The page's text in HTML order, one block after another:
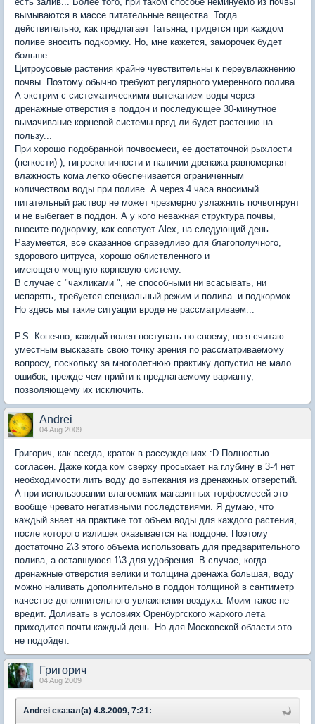
вымываются в массе питательные вещества. Тогда
действительно, как предлагает Татьяна, придется при каждом
поливе вносить подкормку. Но, мне кажется, заморочек будет
больше...
Цитроусовые растения крайне чувствительны к переувлажнению
почвы. Поэтому обычно требуют регулярного умеренного полива.
А экстрим с систематическимм вытеканием воды через
дренажные отверстия в поддон и последующее 30-минутное
вымачивание корневой системы вряд ли будет растению на
пользу...
При хорошо подобранной почвосмеси, ее достаточной рыхлости
(пегкости) ), гигроскопичности и наличии дренажа равномерная
влажность кома легко обеспечивается ограниченным
количеством воды при поливе. А через 4 часа вносимый
питательный раствор не может чрезмерно увлажнить почвогнрунт
и не выбегает в поддон. А у кого неважная структура почвы,
вносите подкормку, как советует Alex, на следующий день.
Разумеется, все сказанное справедливо для благополучного,
здорового цитруса, хорошо облиствленного и
имеющего мощную корневую систему.
В случае с "чахликами ", не способными ни всасывать, ни
испарять, требуется специальный режим и полива. и подкормок.
Но здесь мы такие ситуации вроде не рассматриваем...
P.S. Конечно, каждый волен поступать по-своему, но я считаю
уместным высказать свою точку зрения по рассматриваемому
вопросу, поскольку за многолетнюю практику допустил не мало
ошибок, прежде чем прийти к предлагаемому варианту,
позволяющему их исключить.
Andrei
04 Aug 2009
Григорич, как всегда, краток в рассуждениях :D Полностью
согласен. Даже когда ком сверху просыхает на глубину в 3-4 нет
необходимости лить воду до вытекания из дренажных отверстий.
А при использовании влагоемких магазинных торфосмесей это
вообще чревато негативными последствиями. Я думаю, что
каждый знает на практике тот объем воды для каждого растения,
после которого излишек оказывается на поддоне. Поэтому
достаточно 2\3 этого объема использовать для предварительного
полива, а оставшуюся 1\3 для удобрения. В случае, когда
дренажные отверстия велики и толщина дренажа большая, воду
можно наливать дополнительно в поддон толщиной в сантиметр
качестве дополнительного увлажнения воздуха. Моим такое не
вредит. Доливать в условиях Оренбургского жаркого лета
приходится почти каждый день. Но для Московской области это
не подойдет.
Григорич
04 Aug 2009
Andrei сказал(а) 4.8.2009, 7:21: